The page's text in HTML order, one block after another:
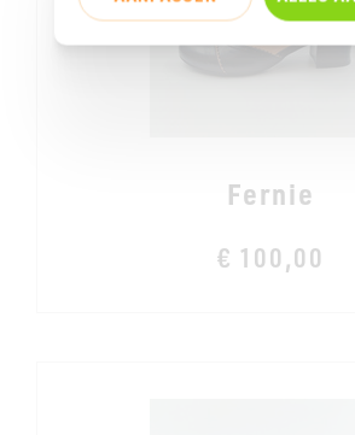
Fernie
€ 100,00